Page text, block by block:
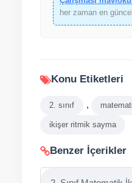
Çalışması
her zaman en
Konu Etiketleri
,
ikişer ritmik sayma
Benzer İçerikler